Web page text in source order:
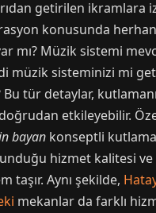
getirilen ikramlara
konusunda
mı? Müzik sistemi
müzik sisteminizi mi
tür detaylar,
etkileyebilir.
bayan konseptli
hizmet kalitesi
taşır. Aynı şekilde,
mekanlar da farklı